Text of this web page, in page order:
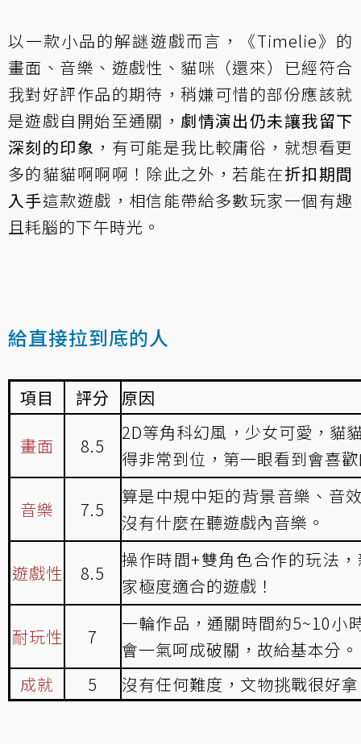
以一款小品的解謎遊戲而言，《Timelie》的
畫面、音樂、遊戲性、貓咪（還來）已經符合
我對好評作品的期待，稍嫌可惜的部份應該就
是遊戲自開始至通關， 劇情演出仍未讓我留下
深刻的印象 ，有可能是我比較庸俗，就想看更
多的貓貓啊啊啊！除此之外，若能在折扣期間
入手這款遊戲，相信能帶給多數玩家一個有趣
且耗腦的下午時光。
給直接拉到底的人
項目 評分 原因
畫面 8.5
2D等角科幻風，少女可愛，貓
得非常到位，第一眼看到會喜
音樂 7.5
算是中規中矩的背景音樂、音
沒有什麼在聽遊戲內音樂。
遊戲性 8.5
操作時間+雙角色合作的玩法
家極度適合的遊戲！
耐玩性 7
一輪作品，通關時間約5~10小
會一氣呵成破關，故給基本分。
成就
5 沒有任何難度，文物挑戰很好